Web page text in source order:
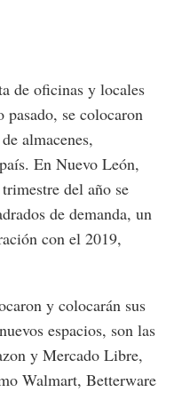
de oficinas y locales
pasado, se colocaron
almacenes,
En Nuevo León,
del año se
de demanda, un
con el 2019,
y colocarán sus
espacios, son las
y Mercado Libre,
Walmart, Betterware